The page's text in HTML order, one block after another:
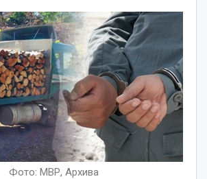
Фото: МВР, Архива